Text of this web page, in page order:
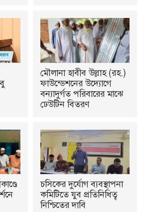
মৌলানা হাবীব উল্লাহ (রহ.)
ফাউন্ডেশনের উদ্যোগে
বন্যাদুর্গত পরিবারের মাঝে
ঢেউটিন বিতরণ
চসিকের দুর্যোগ ব্যবস্থাপনা
কমিটিতে যুব প্রতিনিধিত্ব
নিশ্চিতের দাবি